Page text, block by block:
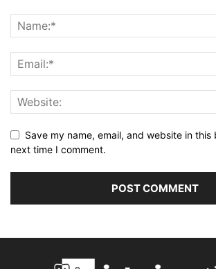
Save my name, email, and website in this
next time I comment.